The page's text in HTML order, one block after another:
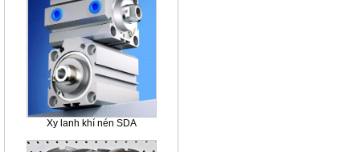
Xy lanh khí nén SDA